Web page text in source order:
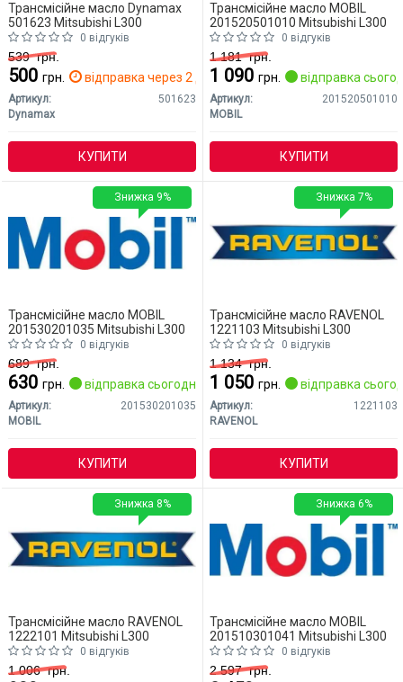
Трансмісійне масло Dynamax
501623 Mitsubishi L300
0 відгуків
539грн.
500 грн. відправка через 2 дн.
Артикул:
501623
Dynamax
КУПИТИ
Трансмісійне масло MOBIL
201520501010 Mitsubishi L300
0 відгуків
1 181грн.
1 090 грн. відправка
Артикул:
201520501010
MOBIL
КУПИТИ
Трансмісійне масло MOBIL
201530201035 Mitsubishi L300
0 відгуків
689грн.
630 грн. відправка сьогодні
Артикул:
201530201035
MOBIL
КУПИТИ
Знижка 9%
Трансмісійне масло RAVENOL
1221103 Mitsubishi L300
0 відгуків
1 134грн.
1 050 грн. відправка
Артикул:
1221103
RAVENOL
КУПИТИ
Знижка 7%
Трансмісійне масло RAVENOL
1222101 Mitsubishi L300
0 відгуків
1 006грн.
Знижка 8%
Трансмісійне масло MOBIL
201510301041 Mitsubishi L300
0 відгуків
2 597грн.
Знижка 6%